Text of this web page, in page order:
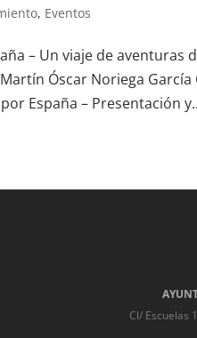
, Eventos
– Un viaje de aventuras
Óscar Noriega
España – Presentación
Cl/ Escuelas